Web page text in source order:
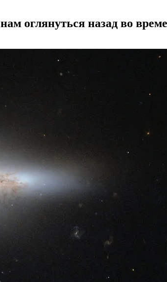
оглянуться назад во